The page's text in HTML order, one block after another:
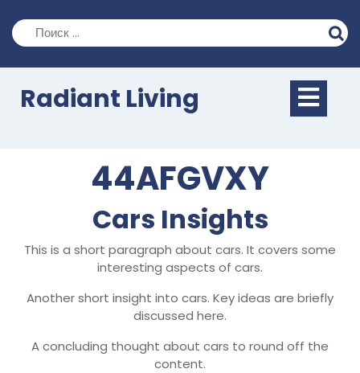
содержимому
Radiant Living
44AFGVXY
Cars Insights
This is a short paragraph about cars. It covers some
interesting aspects of cars.
Another short insight into cars. Key ideas are briefly
discussed here.
A concluding thought about cars to round off the
content.